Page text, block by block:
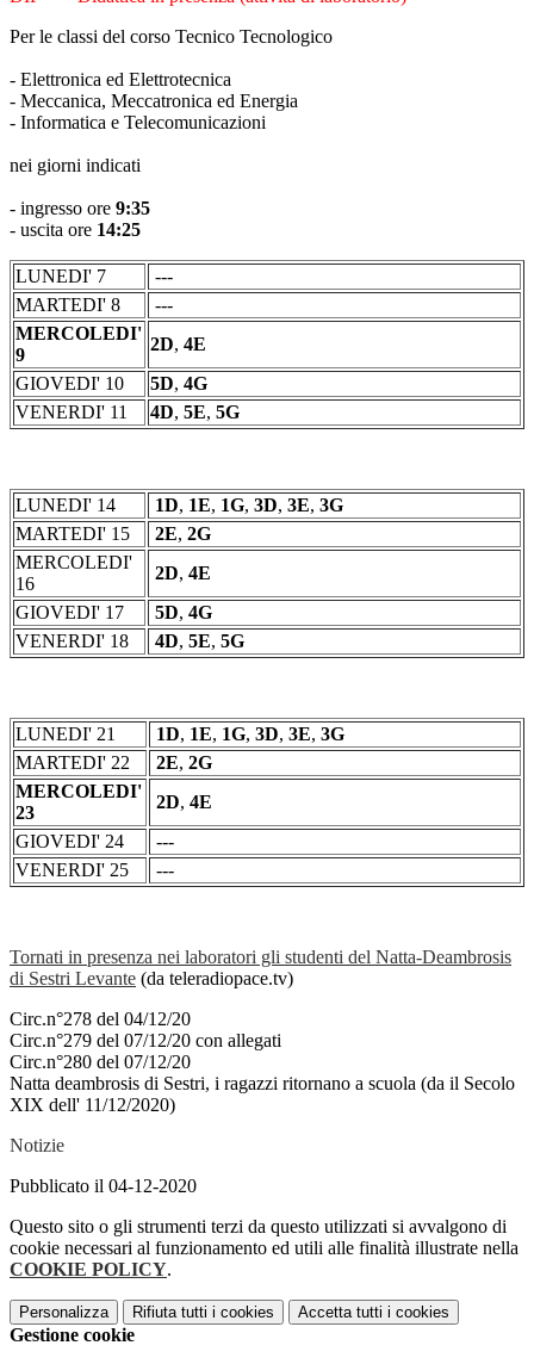
Per le classi del corso Tecnico Tecnologico
- Elettronica ed Elettrotecnica
- Meccanica, Meccatronica ed Energia
- Informatica e Telecomunicazioni
nei giorni indicati
- ingresso ore 9:35
- uscita ore 14:25
LUNEDI' 7
---
MARTEDI' 8
---
MERCOLEDI'
9
2D, 4E
GIOVEDI' 10
5D, 4G
VENERDI' 11
4D, 5E, 5G
LUNEDI' 14 1D, 1E, 1G, 3D, 3E, 3G
MARTEDI' 15
2E, 2G
MERCOLEDI'
16
2D, 4E
GIOVEDI' 17
5D, 4G
VENERDI' 18
4D, 5E, 5G
LUNEDI' 21 1D, 1E, 1G, 3D, 3E, 3G
MARTEDI' 22
2E, 2G
MERCOLEDI'
23
2D, 4E
GIOVEDI' 24
---
VENERDI' 25
---
Tornati in presenza nei laboratori gli studenti del Natta-Deambrosis
di Sestri Levante (da teleradiopace.tv)
Circ.n°278 del 04/12/20
Circ.n°279 del 07/12/20 con allegati
Circ.n°280 del 07/12/20
Natta deambrosis di Sestri, i ragazzi ritornano a scuola (da il Secolo
XIX dell' 11/12/2020)
Notizie
Pubblicato il 04-12-2020
Questo sito o gli strumenti terzi da questo utilizzati si avvalgono di
cookie necessari al funzionamento ed utili alle finalità illustrate nella
COOKIE POLICY.
Personalizza Rifiuta tutti i cookies Accetta tutti i cookies
Gestione cookie